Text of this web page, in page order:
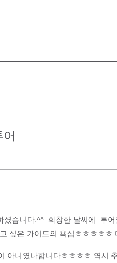
습니다.^^ 화창한 날씨에 투
싶은 가이드의 욕심ㅎㅎㅎㅎㅎ
아니였나합니다ㅎㅎㅎㅎ 역시